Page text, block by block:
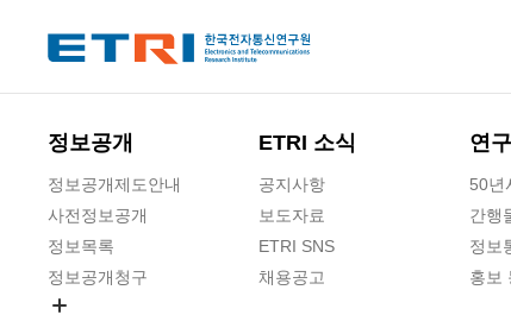
정보공개
정보공개제도안내
사전정보공개
정보목록
정보공개청구
ETRI 소식
공지사항
보도자료
ETRI SNS
채용공고
연
50년
간행
정보
홍보